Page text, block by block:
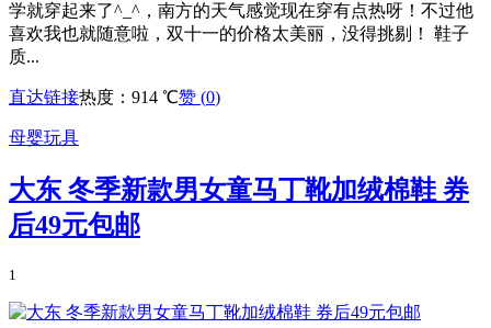
学就穿起来了^_^，南方的天气感觉现在穿有点热呀！不过他
喜欢我也就随意啦，双十一的价格太美丽，没得挑剔！ 鞋子
质...
直达链接热度：914 ℃赞 (0)
母婴玩具
大东 冬季新款男女童马丁靴加绒棉鞋 券
后49元包邮
1